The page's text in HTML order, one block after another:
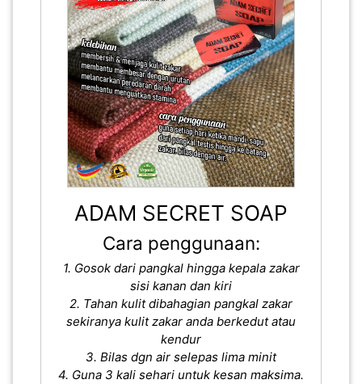
ADAM SECRET SOAP
Cara penggunaan:
1. Gosok dari pangkal hingga kepala zakar
sisi kanan dan kiri
2. Tahan kulit dibahagian pangkal zakar
sekiranya kulit zakar anda berkedut atau
kendur
3. Bilas dgn air selepas lima minit
4. Guna 3 kali sehari untuk kesan maksima.